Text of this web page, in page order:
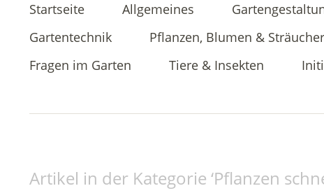
Startseite Allgemeines
Gartentechnik
Pflanzen, Blumen & Sträucher
Fragen im Garten
Tiere & Insekten
Artikel in der Kategorie ‘Pflanzen